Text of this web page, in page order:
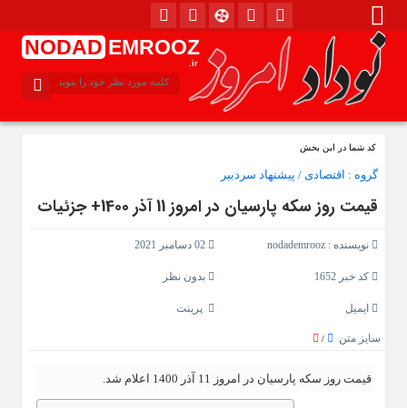
NODAD EMROOZ
.ir
کد شما در این بخش
گروه : اقتصادی/ پیشنهاد سردبیر
قیمت روز سکه پارسیان در امروز 11 آذر 1400+ جزئیات
نویسنده : nodademrooz 02 دسامبر 2021
کد خبر 1652 بدون نظر
ایمیل پرینت
سایز متن /
قیمت روز سکه پارسیان در امروز 11 آذر 1400 اعلام شد.